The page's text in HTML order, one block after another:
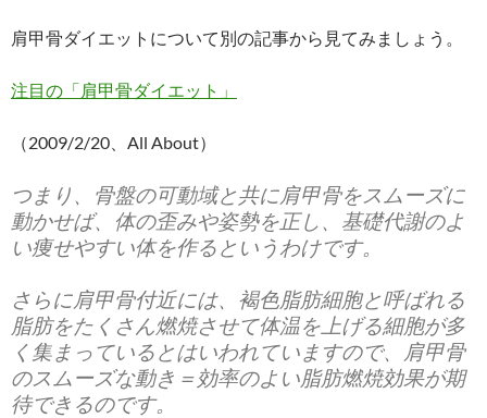
肩甲骨ダイエットについて別の記事から見てみましょう。
注目の「肩甲骨ダイエット」
（2009/2/20、All About）
つまり、骨盤の可動域と共に肩甲骨をスムーズに
動かせば、体の歪みや姿勢を正し、基礎代謝のよ
い痩せやすい体を作るというわけです。
さらに肩甲骨付近には、褐色脂肪細胞と呼ばれる
脂肪をたくさん燃焼させて体温を上げる細胞が多
く集まっているとはいわれていますので、肩甲骨
のスムーズな動き＝効率のよい脂肪燃焼効果が期
待できるのです。